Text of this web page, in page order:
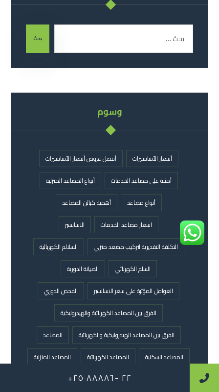
بحث
وسوم
أسعار الأسانسيرات
أفضل عروض أسعار الأسانسيرات
أمثلة علي مصاعد الخدمات
أنواع المصاعد المنزلية
أنواع مصاعد
أهمية كبائن المصاعد
اسعار مصاعد الخدمات
الاسانسير
التكلفة التقديرية لتركيب مصعد منزلي
السلالم الكهربائية
السلم الكهربائي
الصيانة الدورية
العوامل المؤثرة على سعر الاسانسير
الفحص الدوري
الفرق بين المصاعد الكهربائية والهيدروليكية
الفرق بين المصاعد الهيدروليكية والكهربائية
المصاعد
المصاعد السكنية
المصاعد الكهربائية
المصاعد المنزلية
المصاعد المنزليه
المصاعد الهيدروليكية ٠٢٢-٢٥٠٨٨٨٨٦+